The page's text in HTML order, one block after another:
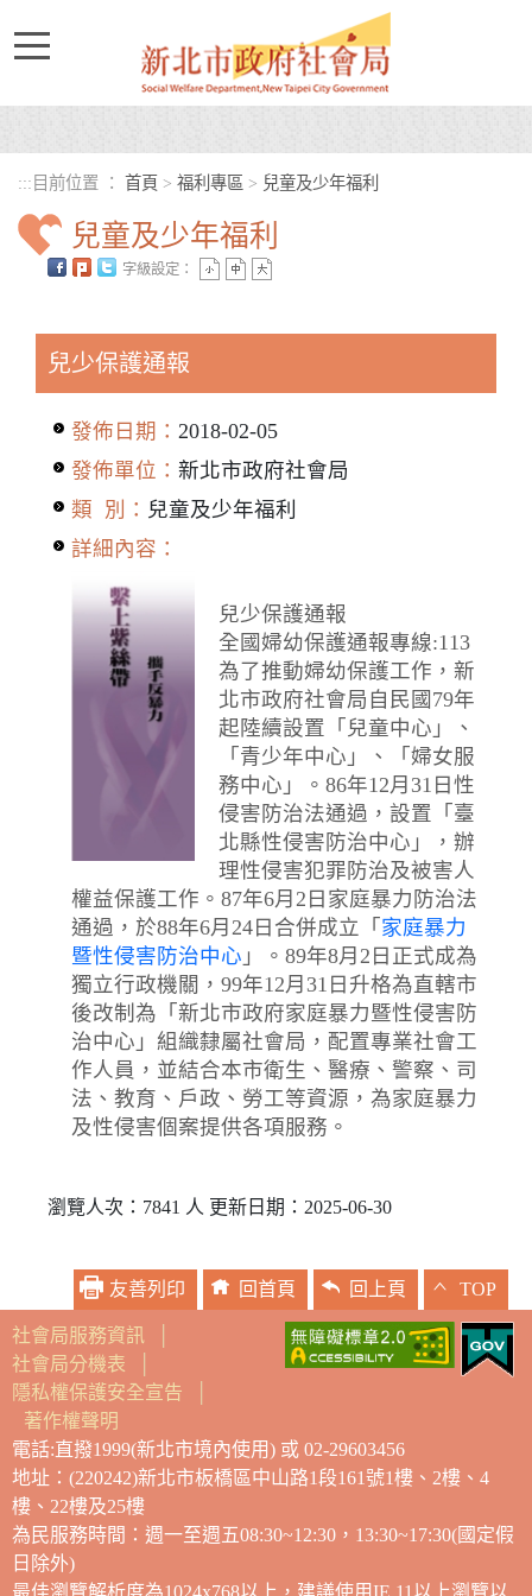
::: 目前位置 ： 首頁 > 福利專區 > 兒童及少年福利
兒童及少年福利
字級設定：
兒少保護通報
發佈日期： 2018-02-05
發佈單位： 新北市政府社會局
類 別： 兒童及少年福利
詳細內容：
兒少保護通報
全國婦幼保護通報專線:113
為了推動婦幼保護工作，新
北市政府社會局自民國79年
起陸續設置「兒童中心」、
「青少年中心」、「婦女服
務中心」。86年12月31日性
侵害防治法通過，設置「臺
北縣性侵害防治中心」，辦
理性侵害犯罪防治及被害人
權益保護工作。87年6月2日家庭暴力防治法
通過，於88年6月24日合併成立「 家庭暴力
暨性侵害防治中心 」。89年8月2日正式成為
獨立行政機關，99年12月31日升格為直轄市
後改制為「新北市政府家庭暴力暨性侵害防
治中心」組織隸屬社會局，配置專業社會工
作人員，並結合本市衛生、醫療、警察、司
法、教育、戶政、勞工等資源，為家庭暴力
及性侵害個案提供各項服務。
瀏覽人次：7841 人 更新日期：2025-06-30
友善列印 回首頁 回上頁 TOP
社會局服務資訊
社會局分機表
隱私權保護安全宣告
著作權聲明
電話:直撥1999(新北市境內使用) 或 02-29603456
地址：(220242)新北市板橋區中山路1段161號1樓、2樓、4
樓、22樓及25樓
為民服務時間：週一至週五08:30~12:30，13:30~17:30(國定假
日除外)